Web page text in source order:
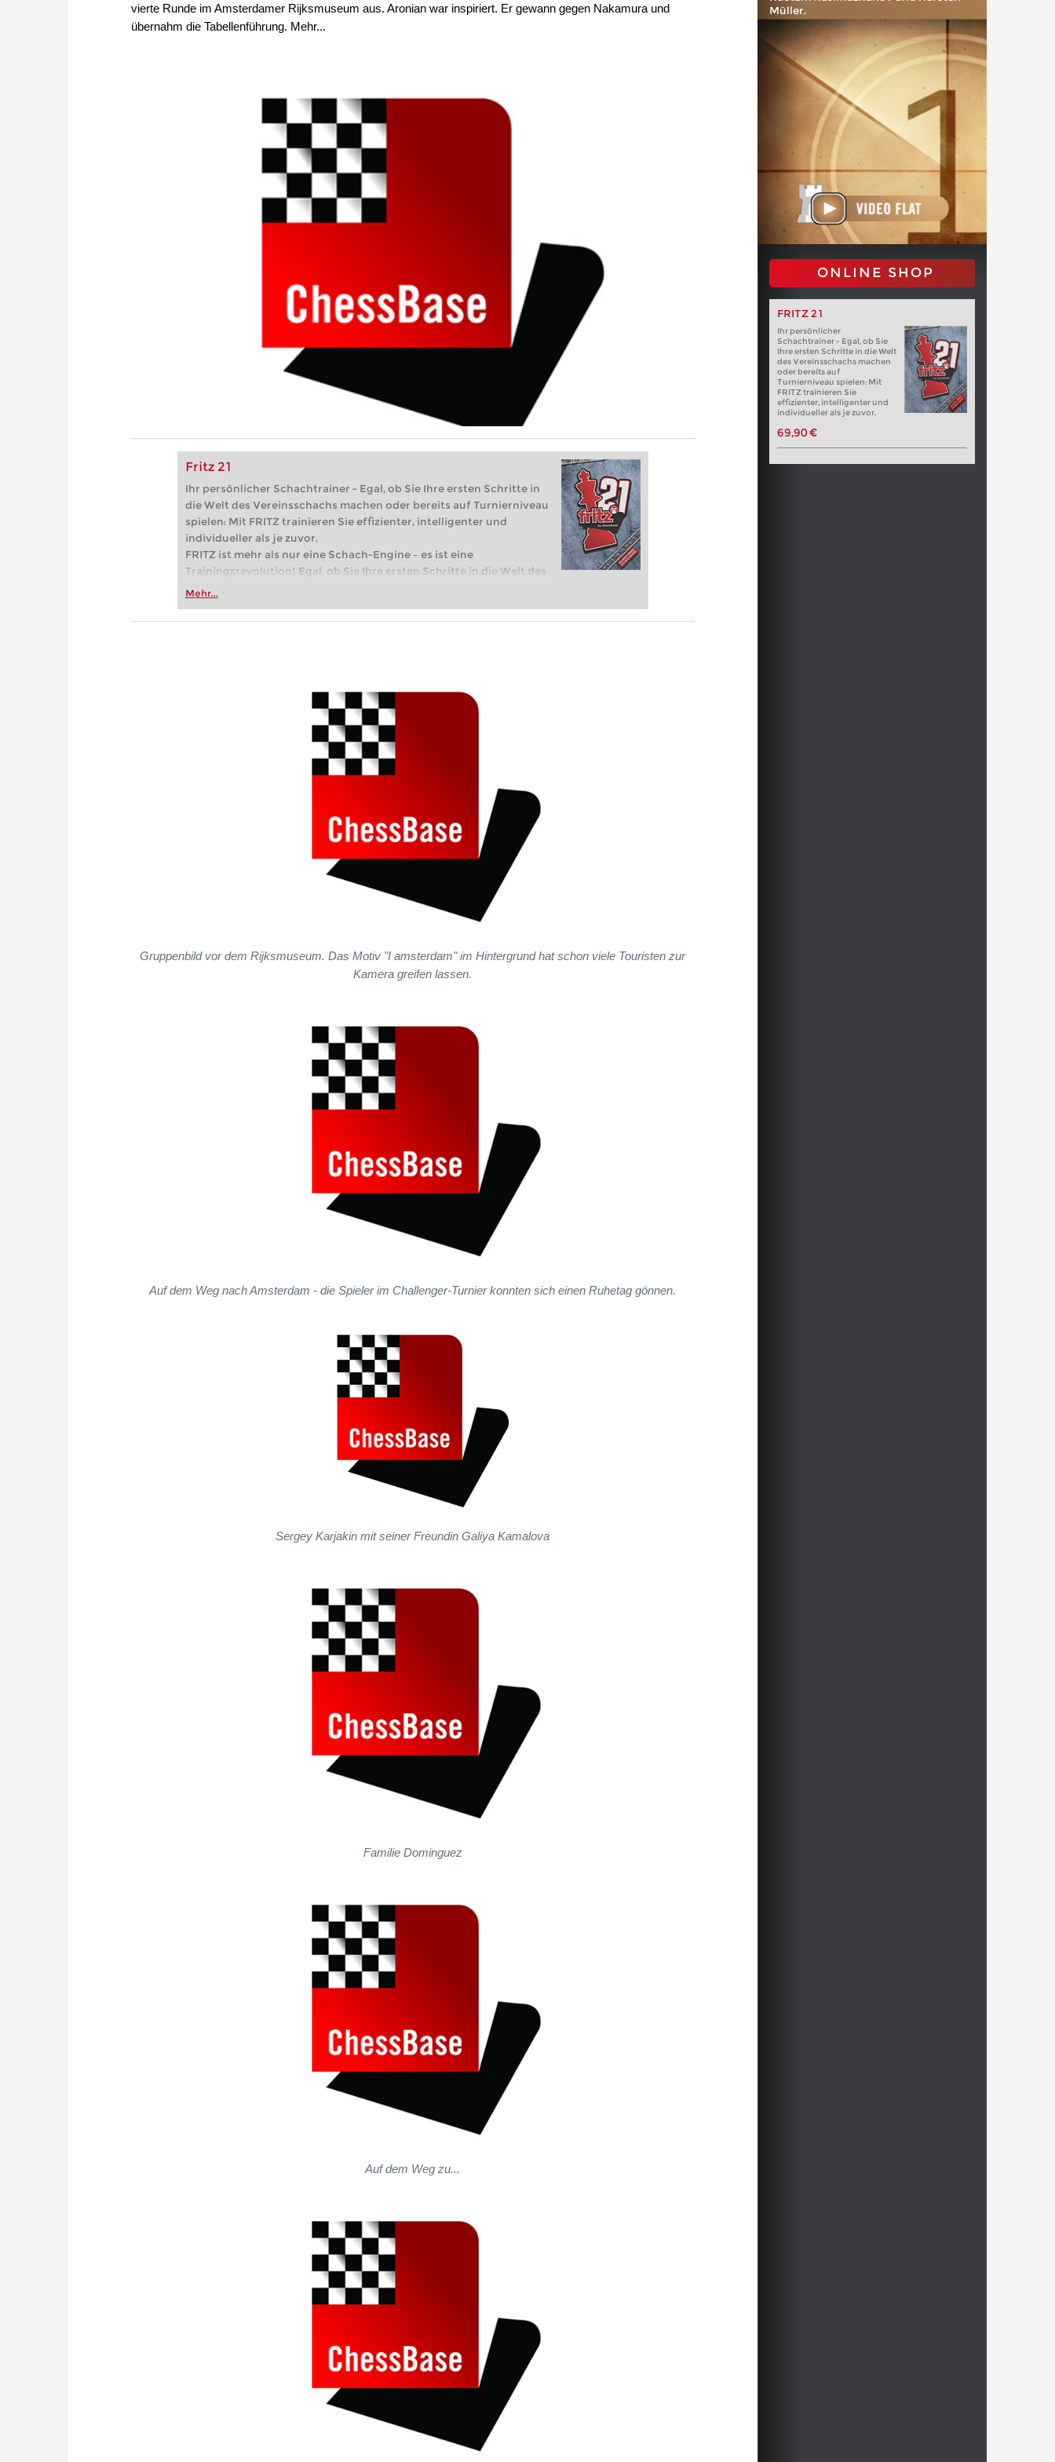
vierte Runde im Amsterdamer Rijksmuseum aus. Aronian war inspiriert. Er gewann gegen Nakamura und
übernahm die Tabellenführung. Mehr...
Fritz 21
Ihr persönlicher Schachtrainer - Egal, ob Sie Ihre ersten Schritte in
die Welt des Vereinsschachs machen oder bereits auf Turnierniveau
spielen: Mit FRITZ trainieren Sie effizienter, intelligenter und
individueller als je zuvor.
FRITZ ist mehr als nur eine Schach-Engine – es ist eine
Trainingsrevolution! Egal, ob Sie Ihre ersten Schritte in die Welt des
Vereinsschachs machen oder bereits auf Turnierniveau spielen: Mit
zuvor.
Mehr...
Müller.
ONLINE SHOP
FRITZ 21
Ihr persönlicher
Schachtrainer - Egal, ob Sie
Ihre ersten Schritte in die Welt
des Vereinsschachs machen
oder bereits auf
Turnierniveau spielen: Mit
FRITZ trainieren Sie
effizienter, intelligenter und
individueller als je zuvor.
69,90 €
Gruppenbild vor dem Rijksmuseum. Das Motiv "I amsterdam" im Hintergrund hat schon viele Touristen zur
Kamera greifen lassen.
Auf dem Weg nach Amsterdam - die Spieler im Challenger-Turnier konnten sich einen Ruhetag gönnen.
Sergey Karjakin mit seiner Freundin Galiya Kamalova
Familie Dominguez
Auf dem Weg zu...